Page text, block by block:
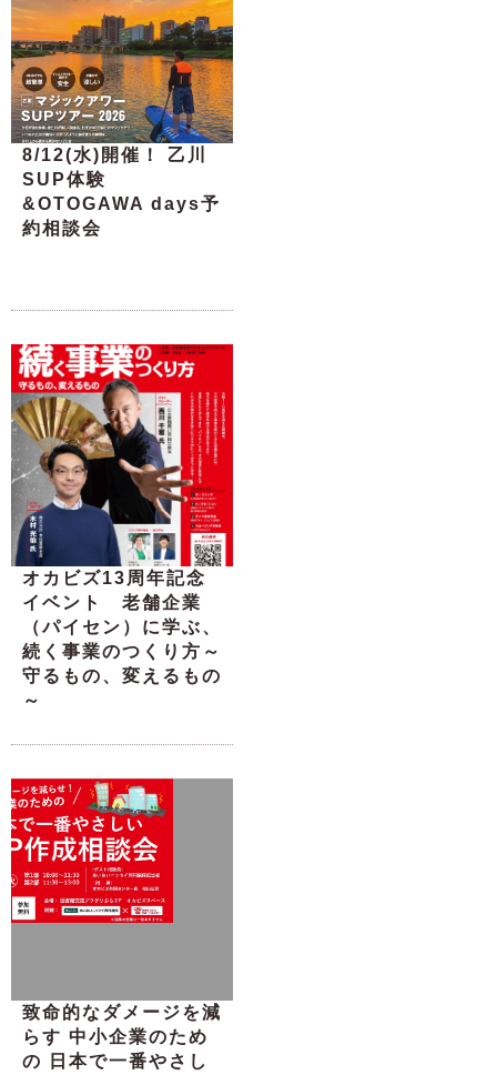
8/12(水)開催！ 乙川
SUP体験
&OTOGAWA days予
約相談会
オカビズ13周年記念
イベント 老舗企業
（パイセン）に学ぶ、
続く事業のつくり方～
守るもの、変えるもの
～
致命的なダメージを減
らす 中小企業のため
の 日本で一番やさし